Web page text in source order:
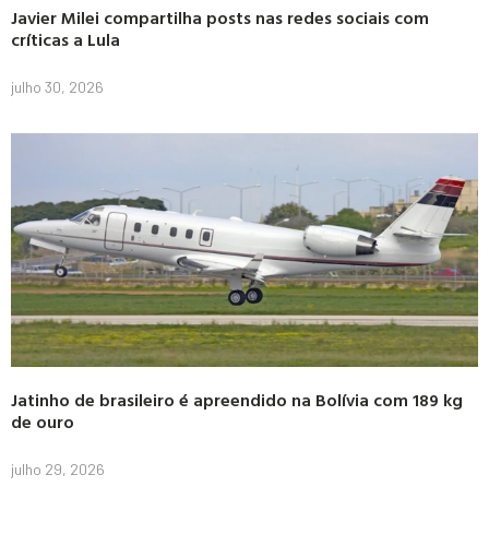
Javier Milei compartilha posts nas redes sociais com
críticas a Lula
julho 30, 2026
Jatinho de brasileiro é apreendido na Bolívia com 189 kg
de ouro
julho 29, 2026